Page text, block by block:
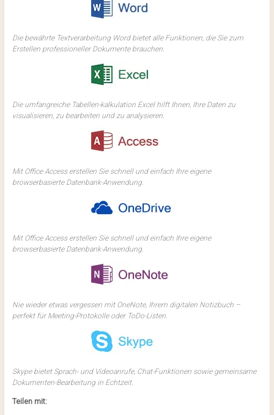
Die bewährte Textverarbeitung Word bietet alle Funktionen, die Sie zum
Erstellen professioneller Dokumente brauchen.
Die umfangreiche Tabellen-kalkulation Excel hilft Ihnen, Ihre Daten zu
visualisieren, zu bearbeiten und zu analysieren.
Mit Office Access erstellen Sie schnell und einfach Ihre eigene
browserbasierte Datenbank-Anwendung.
Mit Office Access erstellen Sie schnell und einfach Ihre eigene
browserbasierte Datenbank-Anwendung.
Nie wieder etwas vergessen mit OneNote, Ihrem digitalen Notizbuch –
perfekt für Meeting-Protokolle oder ToDo-Listen.
Skype bietet Sprach- und Videoanrufe, Chat-Funktionen sowie gemeinsame
Dokumenten-Bearbeitung in Echtzeit.
Teilen mit: